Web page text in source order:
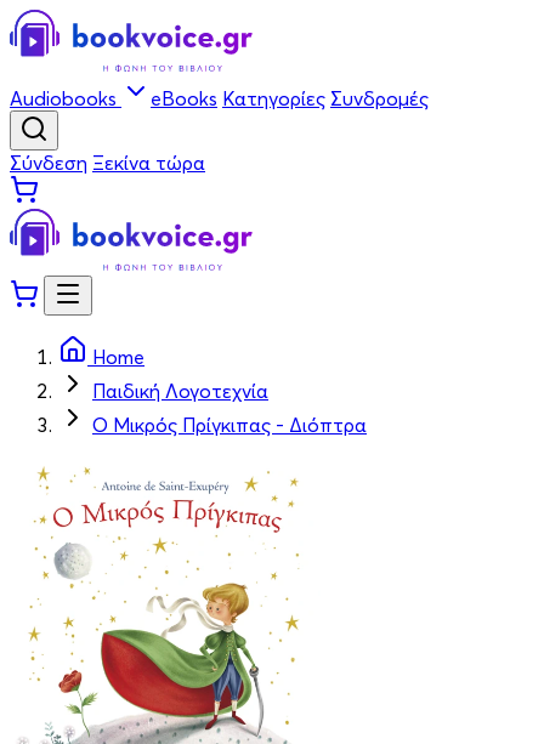
Audiobooks eBooks Κατηγορίες Συνδρομές
Σύνδεση Ξεκίνα τώρα
Home
Παιδική Λογοτεχνία
Ο Μικρός Πρίγκιπας - Διόπτρα